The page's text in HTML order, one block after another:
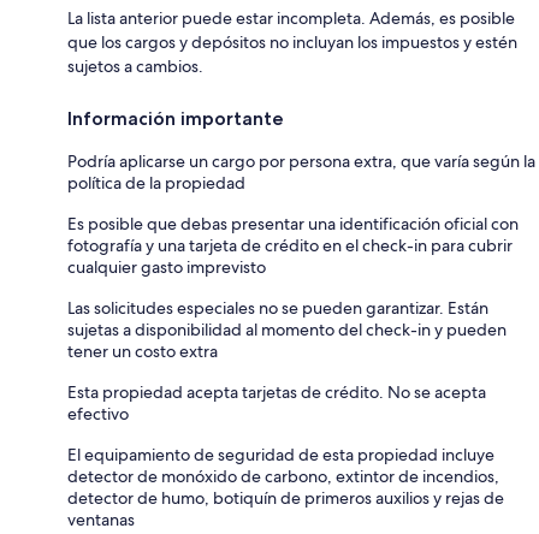
La lista anterior puede estar incompleta. Además, es posible
que los cargos y depósitos no incluyan los impuestos y estén
sujetos a cambios.
Información importante
Podría aplicarse un cargo por persona extra, que varía según la
política de la propiedad
Es posible que debas presentar una identificación oficial con
fotografía y una tarjeta de crédito en el check-in para cubrir
cualquier gasto imprevisto
Las solicitudes especiales no se pueden garantizar. Están
sujetas a disponibilidad al momento del check-in y pueden
tener un costo extra
Esta propiedad acepta tarjetas de crédito. No se acepta
efectivo
El equipamiento de seguridad de esta propiedad incluye
detector de monóxido de carbono, extintor de incendios,
detector de humo, botiquín de primeros auxilios y rejas de
ventanas